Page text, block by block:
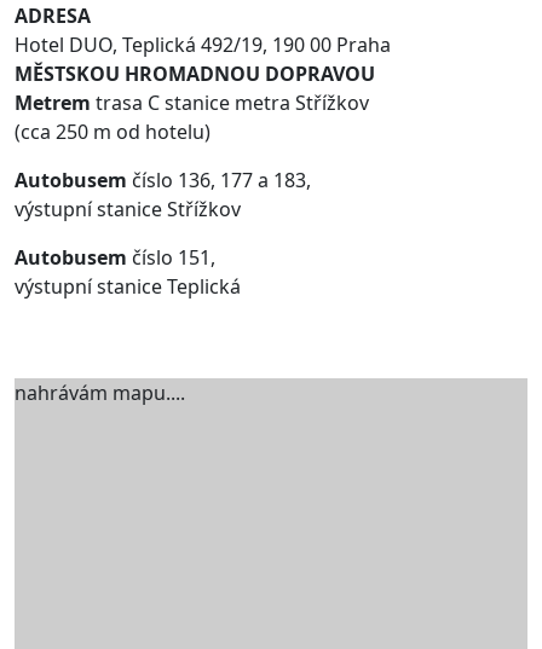
ADRESA
Hotel DUO, Teplická 492/19, 190 00 Praha
MĚSTSKOU HROMADNOU DOPRAVOU
Metrem trasa C stanice metra Střížkov
(cca 250 m od hotelu)
Autobusem číslo 136, 177 a 183,
výstupní stanice Střížkov
Autobusem číslo 151,
výstupní stanice Teplická
nahrávám mapu....